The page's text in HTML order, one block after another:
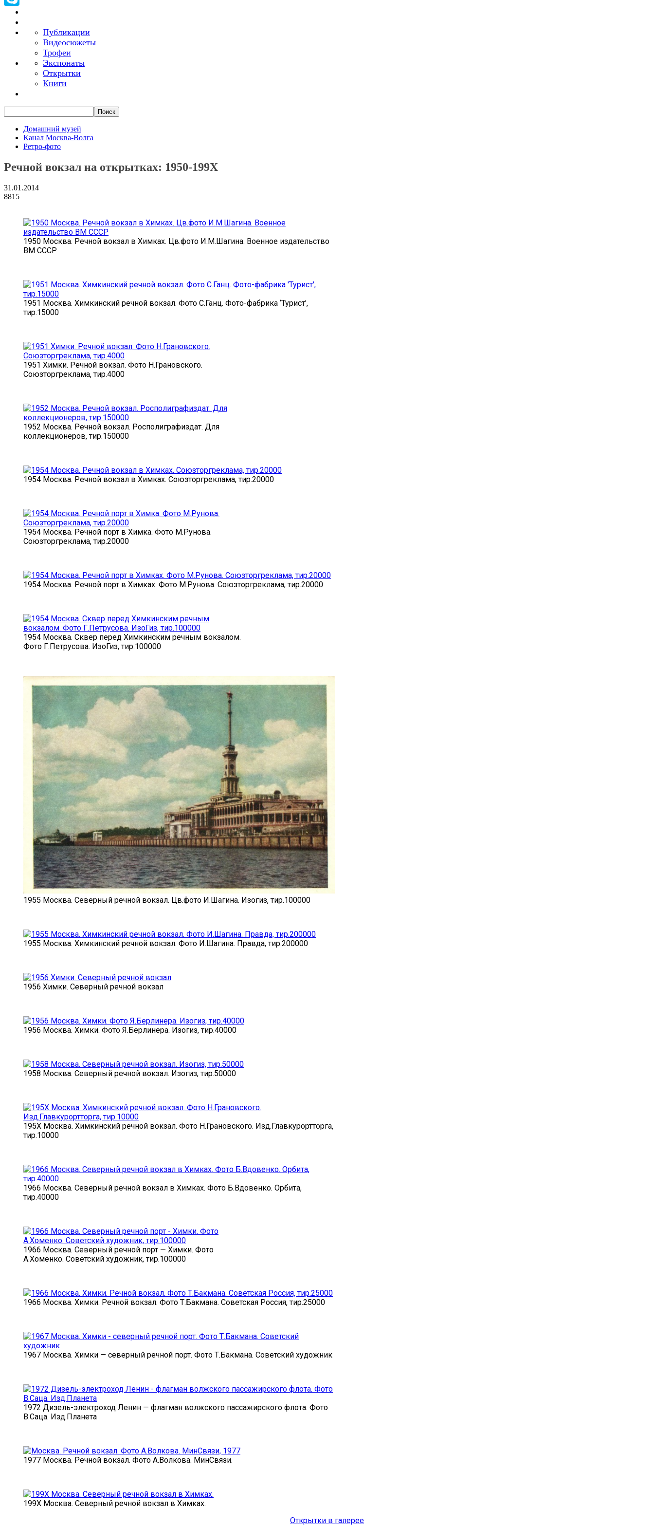
Публикации
Видеосюжеты
Трофеи
Экспонаты
Открытки
Книги
Домашний музей
Канал Москва-Волга
Ретро-фото
Речной вокзал на открытках: 1950-199Х
31.01.2014
8815
1950 Москва. Речной вокзал в Химках. Цв.фото И.М.Шагина. Военное издательство
ВМ СССР
1951 Москва. Химкинский речной вокзал. Фото С.Ганц. Фото-фабрика ‘Турист’,
тир.15000
1951 Химки. Речной вокзал. Фото Н.Грановского.
Союзторгреклама, тир.4000
1952 Москва. Речной вокзал. Росполиграфиздат. Для
коллекционеров, тир.150000
1954 Москва. Речной вокзал в Химках. Союзторгреклама, тир.20000
1954 Москва. Речной порт в Химка. Фото М.Рунова.
Союзторгреклама, тир.20000
1954 Москва. Речной порт в Химках. Фото М.Рунова. Союзторгреклама, тир.20000
1954 Москва. Сквер перед Химкинским речным вокзалом.
Фото Г.Петрусова. ИзоГиз, тир.100000
1955 Москва. Северный речной вокзал. Цв.фото И.Шагина. Изогиз, тир.100000
1955 Москва. Химкинский речной вокзал. Фото И.Шагина. Правда, тир.200000
1956 Химки. Северный речной вокзал
1956 Москва. Химки. Фото Я.Берлинера. Изогиз, тир.40000
1958 Москва. Северный речной вокзал. Изогиз, тир.50000
195X Москва. Химкинский речной вокзал. Фото Н.Грановского. Изд.Главкурортторга,
тир.10000
1966 Москва. Северный речной вокзал в Химках. Фото Б.Вдовенко. Орбита,
тир.40000
1966 Москва. Северный речной порт — Химки. Фото
А.Хоменко. Советский художник, тир.100000
1966 Москва. Химки. Речной вокзал. Фото Т.Бакмана. Советская Россия, тир.25000
1967 Москва. Химки — северный речной порт. Фото Т.Бакмана. Советский художник
1972 Дизель-электроход Ленин — флагман волжского пассажирского флота. Фото
В.Саца. Изд.Планета
1977 Москва. Речной вокзал. Фото А.Волкова. МинСвязи.
199X Москва. Северный речной вокзал в Химках.
Открытки в галерее
Skype